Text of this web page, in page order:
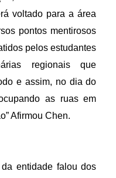
voltado para a área
pontos mentirosos
pelos estudantes
regionais que
e assim, no dia do
as ruas em
Afirmou Chen.
entidade falou dos